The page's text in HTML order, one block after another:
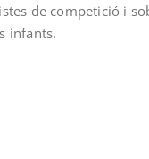
de competició i
infants.